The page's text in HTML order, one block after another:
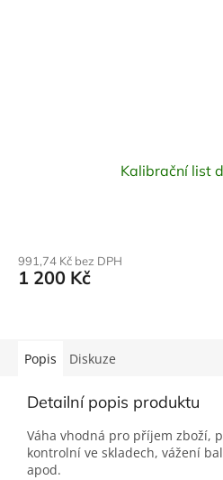
Kalibrační list
991,74 Kč bez DPH
1 200 Kč
Popis Diskuze
Detailní popis produktu
Váha vhodná pro příjem zboží,
kontrolní ve skladech, vážení
apod.